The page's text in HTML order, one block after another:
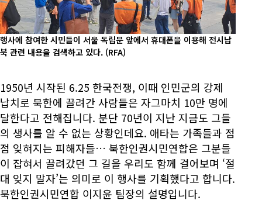
행사에 참여한 시민들이 서울 독립문 앞에서 휴대폰을 이용해 전시납
북 관련 내용을 검색하고 있다. (RFA)
1950년 시작된 6.25 한국전쟁, 이때 인민군의 강제
납치로 북한에 끌려간 사람들은 자그마치 10만 명에
달한다고 전해집니다. 분단 70년이 지난 지금도 그들
의 생사를 알 수 없는 상황인데요. 애타는 가족들과 점
점 잊혀지는 피해자들… 북한인권시민연합은 그분들
이 잡혀서 끌려갔던 그 길을 우리도 함께 걸어보며 ‘절
대 잊지 말자’는 의미로 이 행사를 기획했다고 합니다.
북한인권시민연합 이지윤 팀장의 설명입니다.